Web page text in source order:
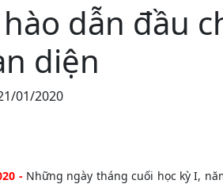
dẫn đầu
diện
01/2020
-Những ngày tháng cuối học kỳ I,